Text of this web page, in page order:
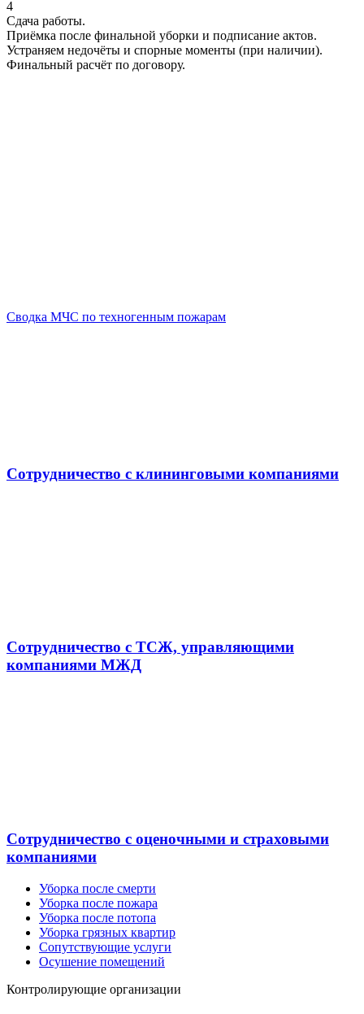
4
Сдача работы.
Приёмка после финальной уборки и подписание актов.
Устраняем недочёты и спорные моменты (при наличии).
Финальный расчёт по договору.
Сводка МЧС по техногенным пожарам
Сотрудничество с клининговыми компаниями
Сотрудничество с ТСЖ, управляющими
компаниями МЖД
Сотрудничество с оценочными и страховыми
компаниями
Уборка после смерти
Уборка после пожара
Уборка после потопа
Уборка грязных квартир
Сопутствующие услуги
Осушение помещений
Контролирующие организации